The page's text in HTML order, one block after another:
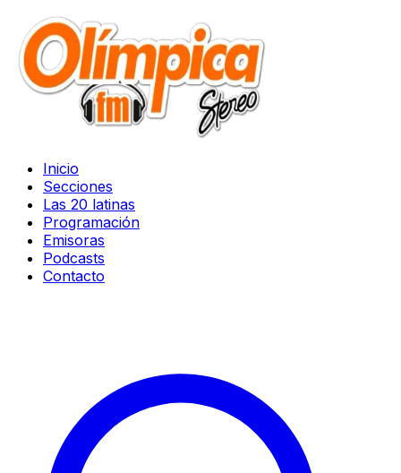
Inicio
Secciones
Las 20 latinas
Programación
Emisoras
Podcasts
Contacto